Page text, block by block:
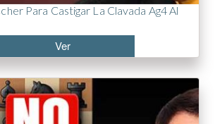
Para Castigar La Clavada Ag4 Al
Ver